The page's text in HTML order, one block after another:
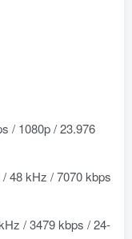
/ 1080p / 23.976
48 kHz / 7070 kbps
/ 3479 kbps / 24-